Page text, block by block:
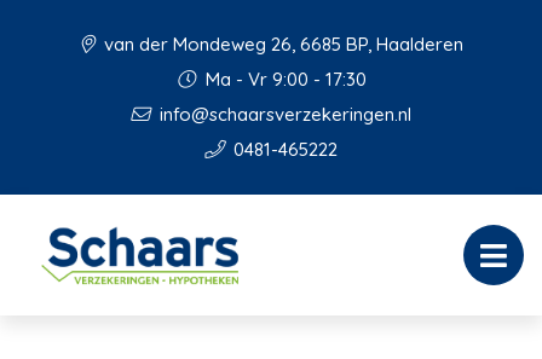
van der Mondeweg 26, 6685 BP, Haalderen
Ma - Vr 9:00 - 17:30
info@schaarsverzekeringen.nl
0481-465222